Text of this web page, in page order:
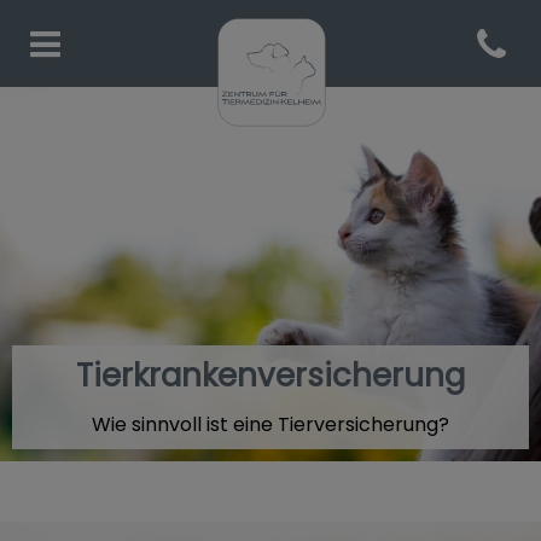
Homepage Tiermedizin
Open
Tierkrankenversicherung
Wie sinnvoll ist eine Tierversicherung?